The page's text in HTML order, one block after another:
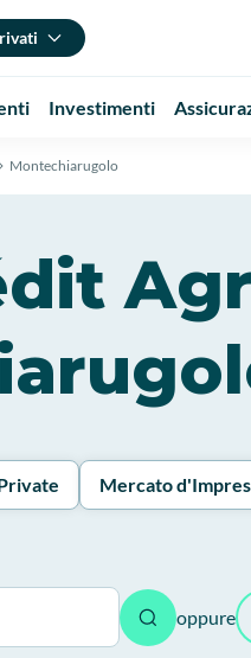
Investimenti
Montechiarugolo
Mercato
oppure